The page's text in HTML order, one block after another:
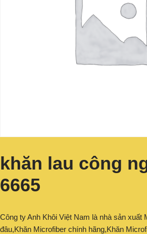
khăn lau công
6665
Công ty Anh Khôi Việt Nam là nhà sản xuất
đâu,Khăn Microfiber chính hãng,Khăn